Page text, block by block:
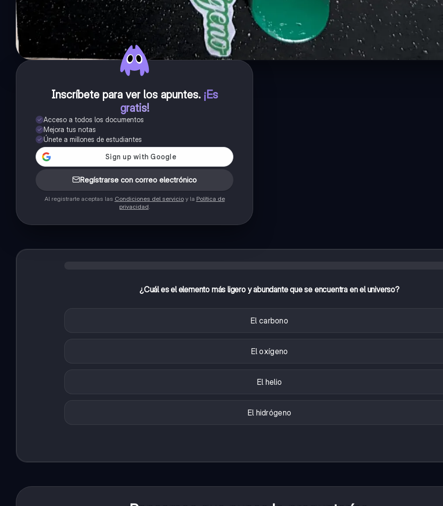
Inscríbete para ver los apuntes. ¡Es
gratis!
Acceso a todos los documentos
Mejora tus notas
Únete a millones de estudiantes
Regístrarse con correo electrónico
Al registrarte aceptas las Condiciones del servicioy la Política de
privacidad.
¿Cuál es el elemento más ligero y abundante que se encuentra en el universo?
El carbono
El oxígeno
El helio
El hidrógeno